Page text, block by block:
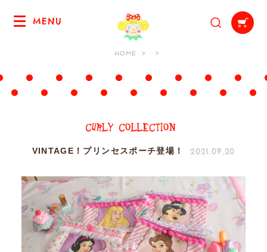
MENU
HOME
VINTAGE！プリンセスポーチ登場！ 2021.09.20